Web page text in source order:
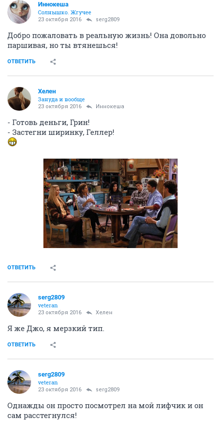
Иннокеша
Солнышко. Жгучее
23 октября 2016 serg2809
Добро пожаловать в реальную жизнь! Она довольно
паршивая, но ты втянешься!
ОТВЕТИТЬ
Хелен
Зануда и вообще
23 октября 2016 Иннокеша
- Готовь деньги, Грин!
- Застегни ширинку, Геллер!
ОТВЕТИТЬ
serg2809
veteran
23 октября 2016 Хелен
Я же Джо, я мерзкий тип.
ОТВЕТИТЬ
serg2809
veteran
23 октября 2016 serg2809
Однажды он просто посмотрел на мой лифчик и он
сам расстегнулся!